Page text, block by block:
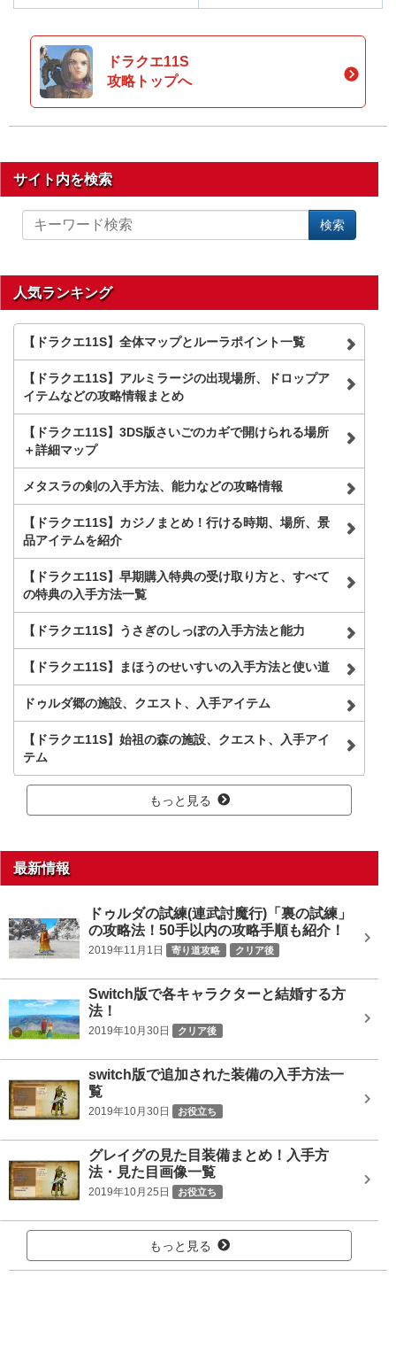
ドラクエ11S
攻略トップへ
サイト内を検索
イ
を
検
索
検索
人気ランキング
【ドラクエ11S】全体マップとルーラポイント一覧
【ドラクエ11S】アルミラージの出現場所、ドロップア
イテムなどの攻略情報まとめ
【ドラクエ11S】3DS版さいごのカギで開けられる場所
＋詳細マップ
メタスラの剣の入手方法、能力などの攻略情報
【ドラクエ11S】カジノまとめ！行ける時期、場所、景
品アイテムを紹介
【ドラクエ11S】早期購入特典の受け取り方と、すべて
の特典の入手方法一覧
【ドラクエ11S】うさぎのしっぽの入手方法と能力
【ドラクエ11S】まほうのせいすいの入手方法と使い道
ドゥルダ郷の施設、クエスト、入手アイテム
【ドラクエ11S】始祖の森の施設、クエスト、入手アイ
テム
もっと見る
最新情報
ドゥルダの試練(連武討魔行)「裏の試練」
の攻略法！50手以内の攻略手順も紹介！
2019年11月1日 寄り道攻略 クリア後
Switch版で各キャラクターと結婚する方
法！
2019年10月30日 クリア後
switch版で追加された装備の入手方法一
覧
2019年10月30日 お役立ち
グレイグの見た目装備まとめ！入手方
法・見た目画像一覧
2019年10月25日 お役立ち
もっと見る